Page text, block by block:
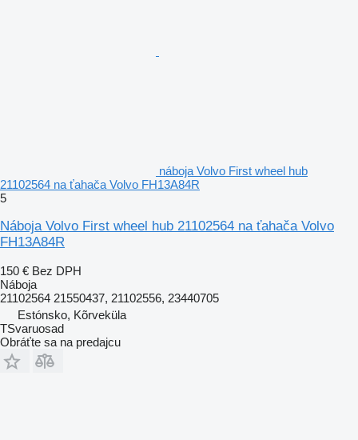
náboja Volvo First wheel hub
21102564 na ťahača Volvo FH13A84R
5
Náboja Volvo First wheel hub 21102564 na ťahača Volvo
FH13A84R
150 € Bez DPH
Náboja
21102564 21550437, 21102556, 23440705
Estónsko, Kõrveküla
TSvaruosad
Obráťte sa na predajcu